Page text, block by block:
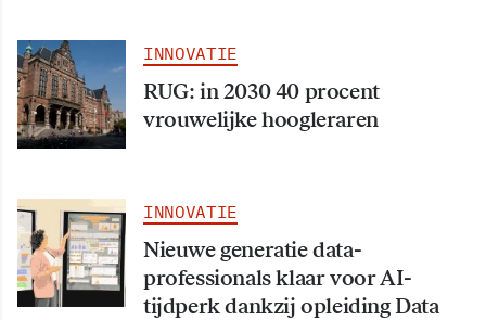
INNOVATIE
RUG: in 2030 40 procent
vrouwelijke hoogleraren
INNOVATIE
Nieuwe generatie data-
professionals klaar voor AI-
tijdperk dankzij opleiding Data